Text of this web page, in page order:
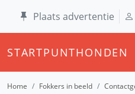
Plaats advertentie
STARTPUNTHONDEN
Home Fokkers in beeld